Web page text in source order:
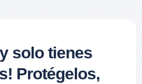
solo tienes
Protégelos,